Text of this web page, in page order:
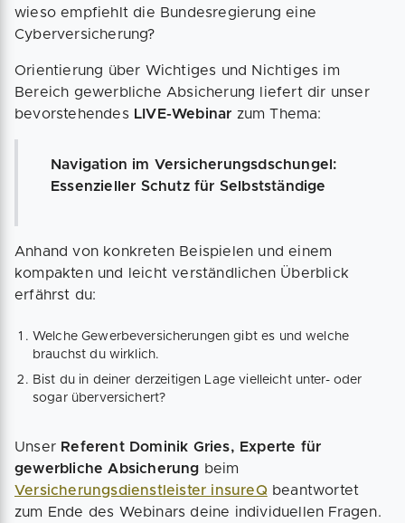
wieso empfiehlt die Bundesregierung eine
Cyberversicherung?
Orientierung über Wichtiges und Nichtiges im
Bereich gewerbliche Absicherung liefert dir unser
bevorstehendes LIVE-Webinar zum Thema:
Navigation im Versicherungsdschungel:
Essenzieller Schutz für Selbstständige
Anhand von konkreten Beispielen und einem
kompakten und leicht verständlichen Überblick
erfährst du:
Welche Gewerbeversicherungen gibt es und welche
brauchst du wirklich.
Bist du in deiner derzeitigen Lage vielleicht unter- oder
sogar überversichert?
Unser Referent Dominik Gries, Experte für
gewerbliche Absicherung beim
Versicherungsdienstleister insureQbeantwortet
zum Ende des Webinars deine individuellen Fragen.